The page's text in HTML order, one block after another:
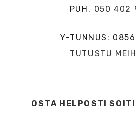
PUH. 050 402
Y-TUNNUS:
TUTUSTU
OSTA HELPOSTI